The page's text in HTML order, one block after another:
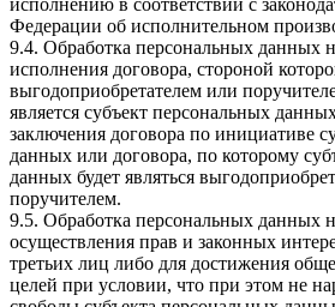
исполнению в соответствии с
Федерации об исполнительном
9.4. Обработка персональных данных
исполнения договора, стороной
выгодоприобретателем или
является субъект персональных
заключения договора по инициативе
данных или договора, по которому
данных будет являться
поручителем.
9.5. Обработка персональных данных
осуществления прав и законных
третьих лиц либо для достижения
целей при условии, что при этом не